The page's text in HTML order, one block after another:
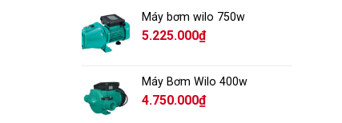
Máy bơm wilo 750w
5.225.000₫
Máy Bơm Wilo 400w
4.750.000₫